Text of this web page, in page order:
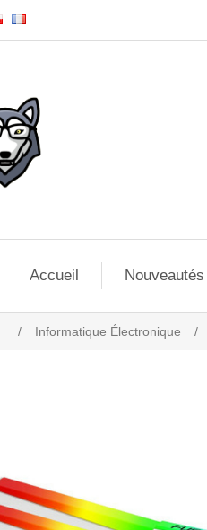
Accueil Nouveautés
/ Informatique Électronique /